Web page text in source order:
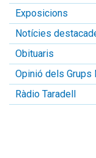
Exposicions
Notícies
Obituaris
Opinió dels Grups
Ràdio Taradell